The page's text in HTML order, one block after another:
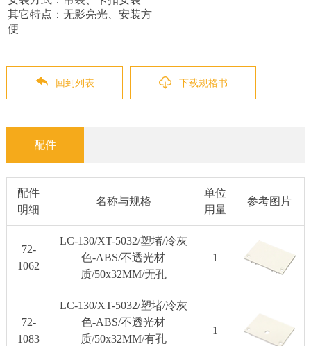
其它特点：无影亮光、安装方
便
回到列表 下载规格书
配件
配件
明细
名称与规格
单位
用量
参考图片
72-
1062
LC-130/XT-5032/塑堵/冷灰
色-ABS/不透光材
质/50x32MM/无孔
1
72-
1083
LC-130/XT-5032/塑堵/冷灰
色-ABS/不透光材
质/50x32MM/有孔
1